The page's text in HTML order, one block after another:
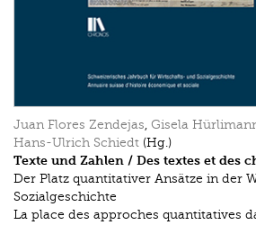
Juan Flores Zendejas, Gisela
Hans-Ulrich Schiedt (Hg.)
Texte und Zahlen / Des textes et des
Der Platz quantitativer Ansätze in der
Sozialgeschichte
La place des approches quantitatives